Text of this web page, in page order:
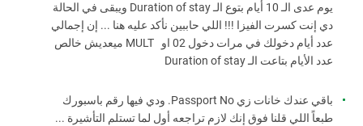
يوم عدى الـ 10 أيام بتوع الـ Duration of stay ويبقى في الحالة
دي إنت كسرت الفيزا !!! اللي حاببين نأكد عليه هنا ... إن إجمالي
عدد أيام دخولك في مرات دخول 02 او MULT ميعديش خالص
عدد الأيام بتاعت الـ Duration of stay
باقي عندك خانات زي Passport No. ودي فيها رقم باسبورك
طبعاً اللي قلنا فوق إنك لازم تراجعه أول لما تستلم التأشيرة ...